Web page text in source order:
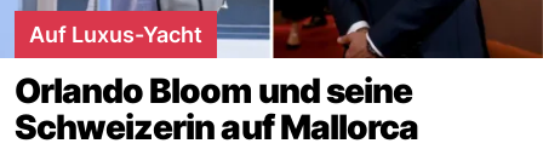
Auf Luxus-Yacht
Orlando Bloom und seine
Schweizerin auf Mallorca